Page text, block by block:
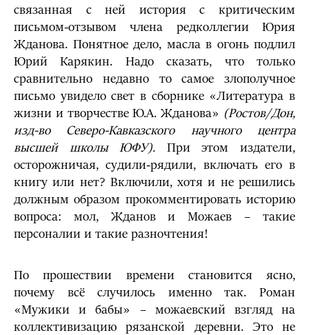
связанная с ней история с критическим
письмом-отзывом члена редколлегии Юрия
Жданова. Понятное дело, масла в огонь подлил
Юрий Карякин. Надо сказать, что только
сравнительно недавно то самое злополучное
письмо увидело свет в сборнике «Литература в
жизни и творчестве Ю.А. Жданова» (Ростов/Дон,
изд-во Северо-Кавказского научного центра
высшей школы ЮФУ). При этом издатели,
осторожничая, судили-рядили, включать его в
книгу или нет? Включили, хотя и не решились
должным образом прокомментировать историю
вопроса: мол, Жданов и Можаев – такие
персоналии и такие разночтения!
По прошествии времени становится ясно,
почему всё случилось именно так. Роман
«Мужики и бабы» – можаевский взгляд на
коллективизацию рязанской деревни. Это не